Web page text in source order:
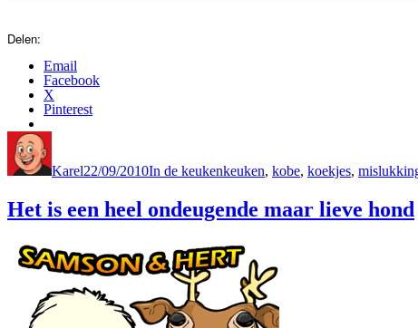
Delen:
Email
Facebook
X
Pinterest
Karel22/09/2010In de keukenkeuken, kobe, koekjes,
Het is een heel ondeugende maar lieve hond